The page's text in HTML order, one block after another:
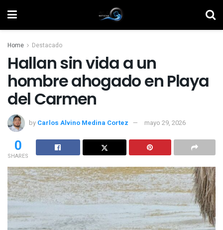
Home Destacado
Hallan sin vida a un
hombre ahogado en Playa
del Carmen
by Carlos Alvino Medina Cortez mayo 29, 2026
0
SHARES